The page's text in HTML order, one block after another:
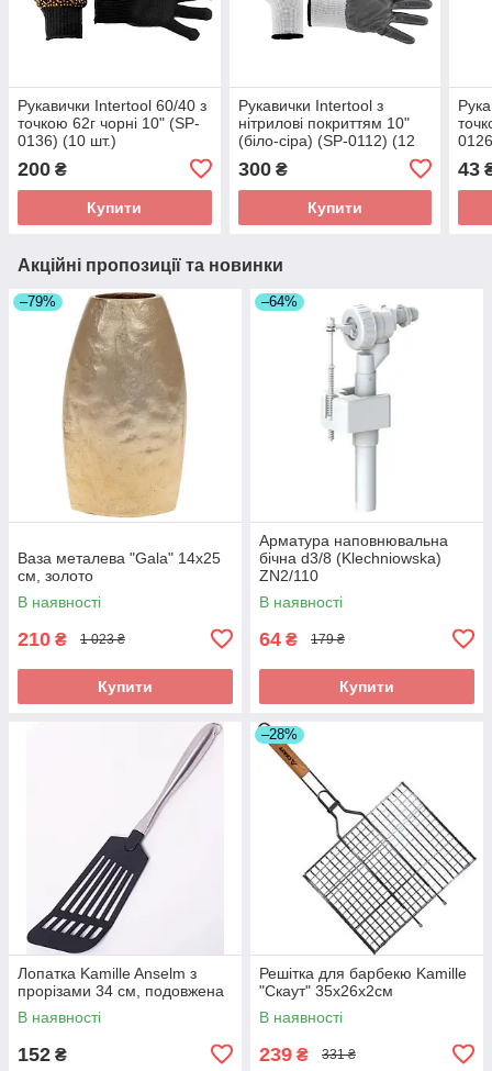
Рукавички Intertool 60/40 з
точкою 62г чорні 10" (SP-
0136) (10 шт.)
200 ₴
Купити
Рукавички Intertool з
нітрилові покриттям 10"
(біло-сіра) (SP-0112) (12
300₴
Купити
43
Акційні пропозиції та новинки
–79%
Ваза металева "Gala" 14x25
см, золото
В наявності
210 ₴ 1 023 ₴
Купити
–64%
Арматура наповнювальна
бічна d3/8 (Klechniowska)
ZN2/110
В наявності
64 ₴ 179 ₴
Купити
Лопатка Kamille Anselm з
прорізами 34 см, подовжена
В наявності
152 ₴
–28%
Решітка для барбекю Kamille
"Скаут" 35х26х2см
В наявності
239 ₴ 331 ₴